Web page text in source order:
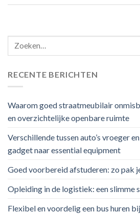
RECENTE BERICHTEN
Waarom goed straatmeubilair
en overzichtelijke openbare ruimte
Verschillende tussen auto’s vroeger
gadget naar essential equipment
Goed voorbereid afstuderen: zo pak
Opleiding in de logistiek: een slimme
Flexibel en voordelig een bus huren